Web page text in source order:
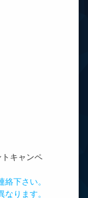
キャンペ
下さい。
ります。